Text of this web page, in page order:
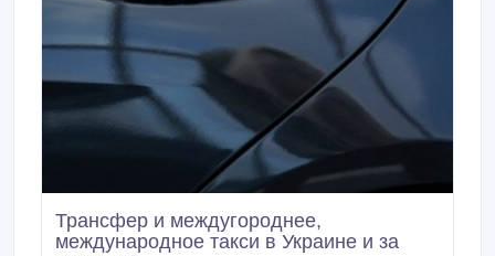
Трансфер и междугороднее,
международное такси в Украине и за